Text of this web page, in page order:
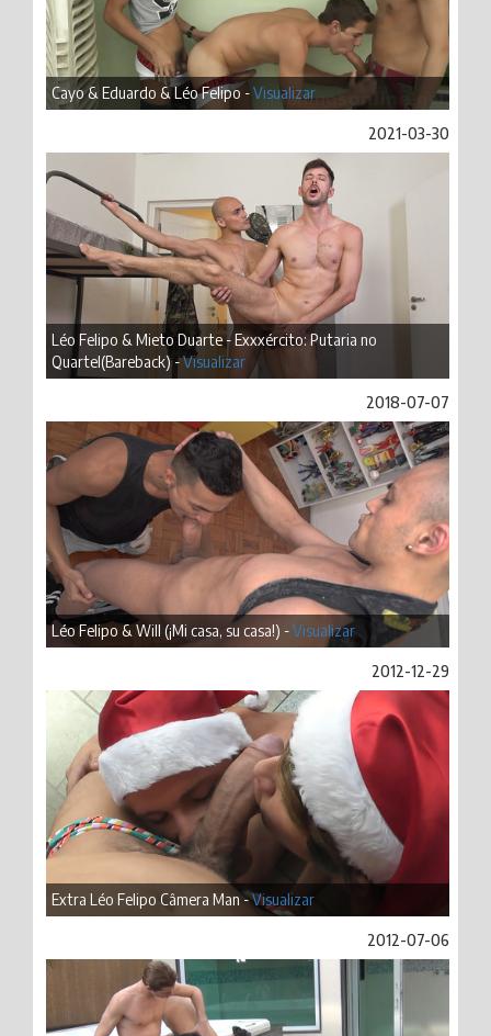
Cayo & Eduardo & Léo Felipo -Visualizar
2021-03-30
Léo Felipo & Mieto Duarte - Exxxército: Putaria no
Quartel(Bareback) -Visualizar
2018-07-07
Léo Felipo & Will (¡Mi casa, su casa!) -Visualizar
2012-12-29
Extra Léo Felipo Câmera Man -Visualizar
2012-07-06